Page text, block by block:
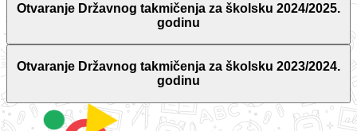
Otvaranje Državnog takmičenja za školsku 2024/2025.
godinu
Otvaranje Državnog takmičenja za školsku 2023/2024.
godinu